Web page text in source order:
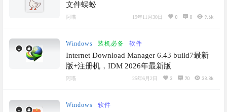
文件蜈蚣
阿喵 19年11月30日 0 0 9.6k
Windows 装机必备 软件
Internet Download Manager 6.43 build7最新
版+注册机，IDM 2026年最新版
阿喵 25年6月2日 3 70 38.8k
Windows 软件